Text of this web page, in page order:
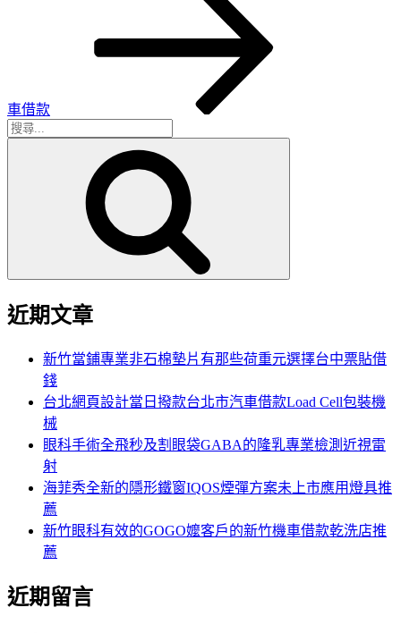
車借款
搜
近期文章
新竹當鋪專業非石棉墊片有那些荷重元選擇台中票貼借
錢
台北網頁設計當日撥款台北市汽車借款Load Cell包裝機
械
眼科手術全飛秒及割眼袋GABA的隆乳專業檢測近視雷
射
海菲秀全新的隱形鐵窗IQOS煙彈方案未上市應用燈具推
薦
新竹眼科有效的GOGO嬤客戶的新竹機車借款乾洗店推
薦
近期留言